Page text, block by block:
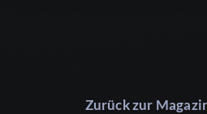
Zurück zur